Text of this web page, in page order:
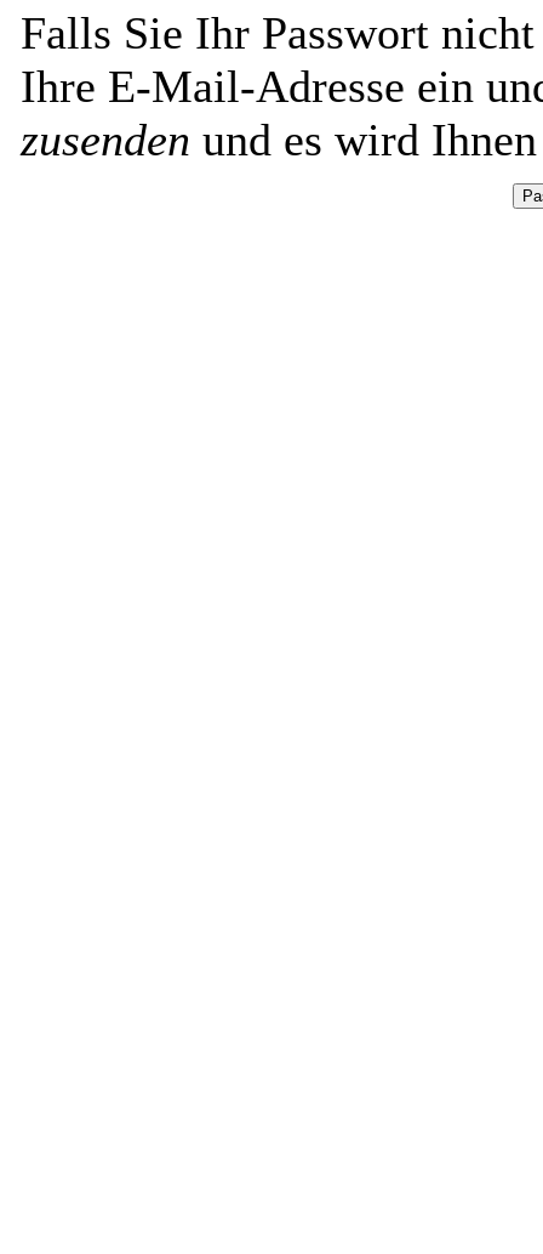
Falls Sie Ihr Passwort
Ihre E-Mail-Adresse ein
zusenden und es wird